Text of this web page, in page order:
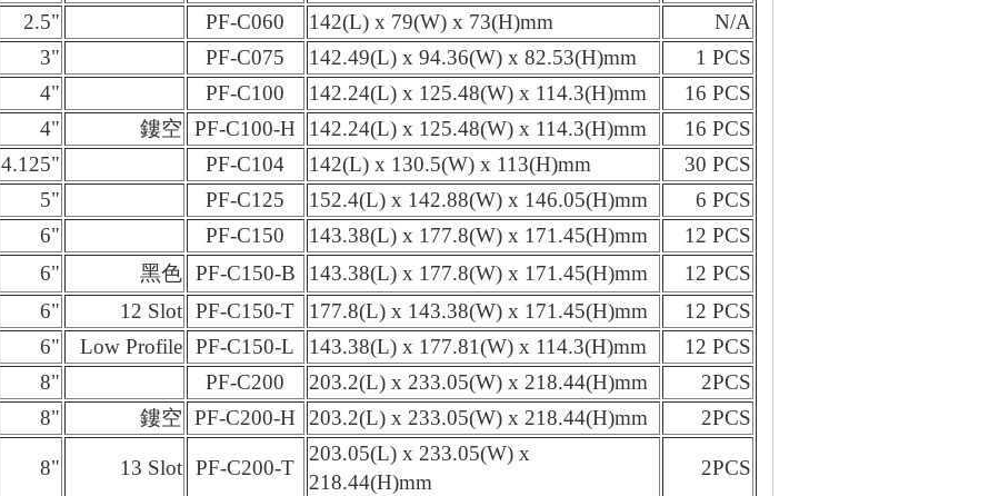
2.5"
PF-C060 142(L) x 79(W) x 73(H)mm
N/A
3"
PF-C075 142.49(L) x 94.36(W) x 82.53(H)mm
1 PCS
4"
PF-C100 142.24(L) x 125.48(W) x 114.3(H)mm
16 PCS
4"
鏤空 PF-C100-H 142.24(L) x 125.48(W) x 114.3(H)mm
16 PCS
4.125"
PF-C104 142(L) x 130.5(W) x 113(H)mm
30 PCS
5"
PF-C125 152.4(L) x 142.88(W) x 146.05(H)mm
6 PCS
6"
PF-C150 143.38(L) x 177.8(W) x 171.45(H)mm
12 PCS
6"
黑色 PF-C150-B 143.38(L) x 177.8(W) x 171.45(H)mm
12 PCS
6"
12 Slot PF-C150-T 177.8(L) x 143.38(W) x 171.45(H)mm
12 PCS
6"
Low Profile PF-C150-L 143.38(L) x 177.81(W) x 114.3(H)mm
12 PCS
8"
PF-C200 203.2(L) x 233.05(W) x 218.44(H)mm
2PCS
8"
鏤空 PF-C200-H 203.2(L) x 233.05(W) x 218.44(H)mm 2PCS
8" 13 Slot PF-C200-T
203.05(L) x 233.05(W) x
218.44(H)mm
2PCS